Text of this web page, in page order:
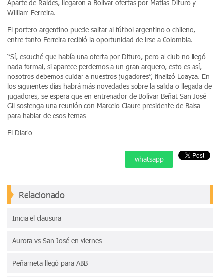
Aparte de Raldes, llegaron a Bolívar ofertas por Matías Dituro y
William Ferreira.
El portero argentino puede saltar al fútbol argentino o chileno,
entre tanto Ferreira recibió la oportunidad de irse a Colombia.
“Sí, escuché que había una oferta por Dituro, pero al club no llegó
nada formal, si aparece perdemos a un gran arquero, esto es así,
nosotros debemos cuidar a nuestros jugadores”, finalizó Loayza. En
los siguientes días habrá más novedades sobre la salida o llegada de
jugadores, se espera que en entrenador de Bolívar Beñat San José
Gil sostenga una reunión con Marcelo Claure presidente de Baisa
para hablar de esos temas
El Diario
whatsapp
Relacionado
Inicia el clausura
Aurora vs San José en viernes
Peñarrieta llegó para ABB